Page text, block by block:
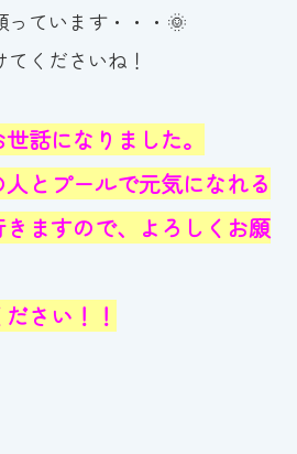
ています・・・🌞
くださいね！
話になりました。
とプールで元気になれる
ますので、よろしくお願
さい！！